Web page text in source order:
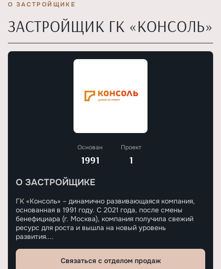
О ЗАСТРОЙЩИКЕ
ЗАСТРОЙЩИК ГК «КОНСОЛЬ»
Основан
1991
Проект
1
О ЗАСТРОЙЩИКЕ
ГК «Консоль» – динамично развивающаяся компания,
основанная в 1991 году. С 2021 года, после смены
бенефициара (г. Москва), компания получила свежий
ресурс для роста и вышла на новый уровень
развития....
Связаться с отделом продаж